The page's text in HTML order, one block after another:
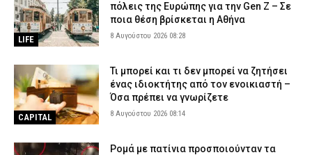
LIFE
πόλεις της Ευρώπης για την Gen Z – Σε
ποια θέση βρίσκεται η Αθήνα
8 Αυγούστου 2026 08:28
CAPITAL
Τι μπορεί και τι δεν μπορεί να ζητήσει
ένας ιδιοκτήτης από τον ενοικιαστή –
Όσα πρέπει να γνωρίζετε
8 Αυγούστου 2026 08:14
Ρομά με πατίνια προσποιούνταν τα